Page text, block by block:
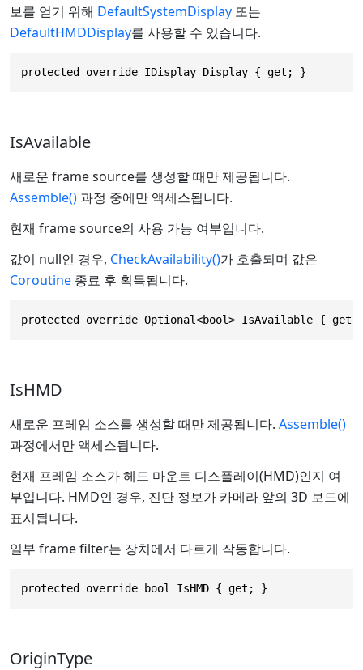
보를 얻기 위해 DefaultSystemDisplay 또는
DefaultHMDDisplay를 사용할 수 있습니다.
protected override IDisplay Display { get; }
IsAvailable
새로운 frame source를 생성할 때만 제공됩니다.
Assemble() 과정 중에만 액세스됩니다.
현재 frame source의 사용 가능 여부입니다.
값이 null인 경우, CheckAvailability()가 호출되며 값은
Coroutine 종료 후 획득됩니다.
protected override Optional<bool> IsAvailable {
IsHMD
새로운 프레임 소스를 생성할 때만 제공됩니다. Assemble()
과정에서만 액세스됩니다.
현재 프레임 소스가 헤드 마운트 디스플레이(HMD)인지 여
부입니다. HMD인 경우, 진단 정보가 카메라 앞의 3D 보드에
표시됩니다.
일부 frame filter는 장치에서 다르게 작동합니다.
protected override bool IsHMD { get; }
OriginType